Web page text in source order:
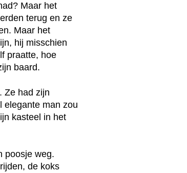
Maar het
terug en ze
Maar het
hij misschien
praatte, hoe
baard.
Ze had zijn
elegante man zou
kasteel in het
poosje weg.
de koks